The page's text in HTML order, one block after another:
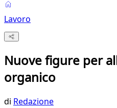
Lavoro
Nuove figure per
organico
di Redazione